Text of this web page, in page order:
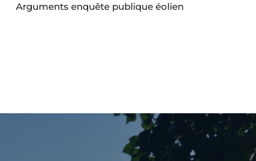
Arguments enquête publique éolien